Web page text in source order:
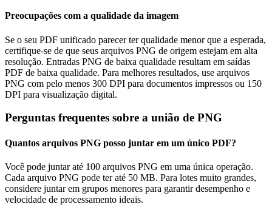
Preocupações com a qualidade da imagem
Se o seu PDF unificado parecer ter qualidade menor que a esperada,
certifique-se de que seus arquivos PNG de origem estejam em alta
resolução. Entradas PNG de baixa qualidade resultam em saídas
PDF de baixa qualidade. Para melhores resultados, use arquivos
PNG com pelo menos 300 DPI para documentos impressos ou 150
DPI para visualização digital.
Perguntas frequentes sobre a união de PNG
Quantos arquivos PNG posso juntar em um único PDF?
Você pode juntar até 100 arquivos PNG em uma única operação.
Cada arquivo PNG pode ter até 50 MB. Para lotes muito grandes,
considere juntar em grupos menores para garantir desempenho e
velocidade de processamento ideais.